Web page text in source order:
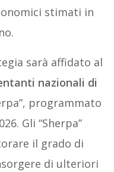
stimati in
sarà affidato al
nazionali di
programmato
Gli “Sherpa”
il grado di
di ulteriori